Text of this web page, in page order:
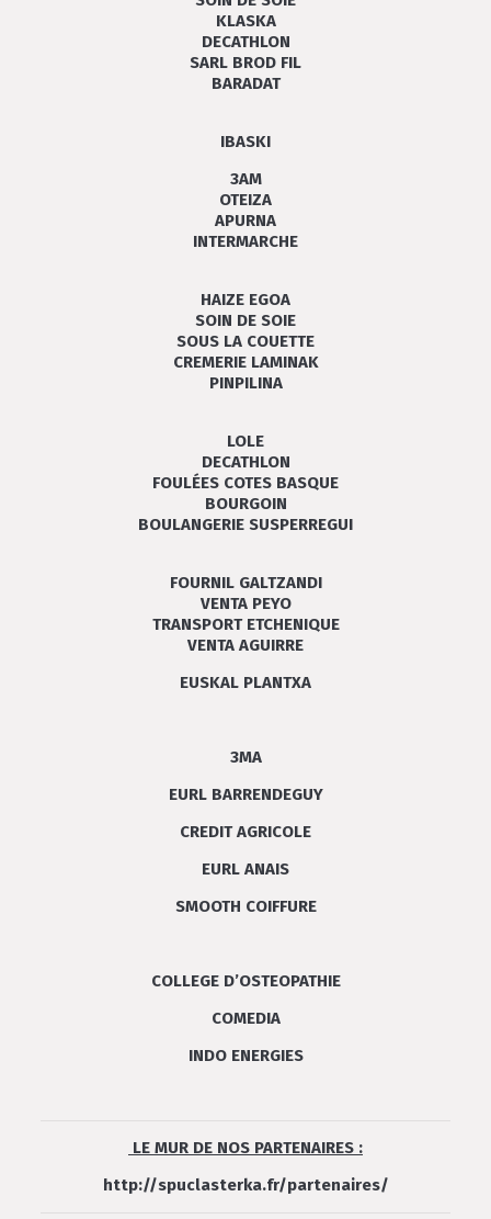
KLASKA
DECATHLON
SARL BROD FIL
BARADAT
IBASKI
3AM
OTEIZA
APURNA
INTERMARCHE
HAIZE EGOA
SOIN DE SOIE
SOUS LA COUETTE
CREMERIE LAMINAK
PINPILINA
LOLE
DECATHLON
FOULÉES COTES BASQUE
BOURGOIN
BOULANGERIE SUSPERREGUI
FOURNIL GALTZANDI
VENTA PEYO
TRANSPORT ETCHENIQUE
VENTA AGUIRRE
EUSKAL PLANTXA
3MA
EURL BARRENDEGUY
CREDIT AGRICOLE
EURL ANAIS
SMOOTH COIFFURE
COLLEGE D’OSTEOPATHIE
COMEDIA
INDO ENERGIES
LE MUR DE NOS PARTENAIRES :
http://spuclasterka.fr/partenaires/